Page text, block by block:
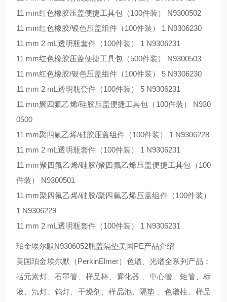
11 mm红色橡胶压盖便捷工具包（100件装） N9300502
11 mm红色橡胶/银色压盖组件（100件装） 1 N9306230
11 mm 2 mL透明瓶套件（100件装） 1 N9306231
11 mm红色橡胶压盖便捷工具包（500件装） N9300503
11 mm红色橡胶/银色压盖组件（100件装） 5 N9306230
11 mm 2 mL透明瓶套件（100件装） 5 N9306231
11 mm聚四氟乙烯/硅胶压盖便捷工具包（100件装） N930
0500
11 mm聚四氟乙烯/硅胶压盖组件（100件装） 1 N9306228
11 mm 2 mL透明瓶套件（100件装） 1 N9306231
11 mm聚四氟乙烯/硅胶/聚四氟乙烯压盖便捷工具包（100
件装） N9300501
11 mm聚四氟乙烯/硅胶/聚四氟乙烯压盖组件（100件装）
1 N9306229
11 mm 2 mL透明瓶套件（100件装） 1 N9306231
珀金埃尔默N9306052瓶盖隔垫美国PE产品介绍
美国珀金埃尔默（PerkinElmer）色谱、光谱全系列产品：
括元素灯、石墨管、样品杯、雾化器 、中心管、矩管、标
液、氘灯、钨灯、干燥剂、样品池、隔垫 、色谱柱、样品